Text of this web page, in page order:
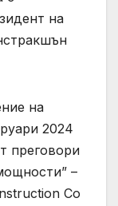
на
на
2024
преговори
–
Co